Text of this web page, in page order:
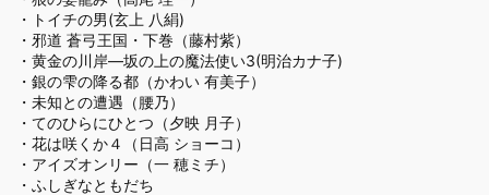
・ トイチの男(玄上 八絹)
・ 邪道 蒼弓王国・下巻（藤村紫）
・ 黄金の川岸―坂の上の魔法使い3(明治カナ子)
・ 銀の雫の降る都（かわい 有美子）
・ 未知との遭遇（腰乃）
・ てのひらにひとつ（夕映 月子）
・ 花は咲くか４（日高 ショーコ）
・ アイズオンリー（一 穂ミチ）
・ ふしぎなともだち